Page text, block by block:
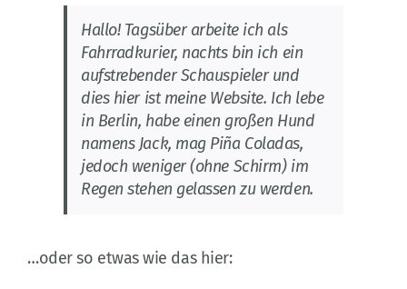
Hallo! Tagsüber arbeite ich als
Fahrradkurier, nachts bin ich ein
aufstrebender Schauspieler und
dies hier ist meine Website. Ich lebe
in Berlin, habe einen großen Hund
namens Jack, mag Piña Coladas,
jedoch weniger (ohne Schirm) im
Regen stehen gelassen zu werden.
…oder so etwas wie das hier: